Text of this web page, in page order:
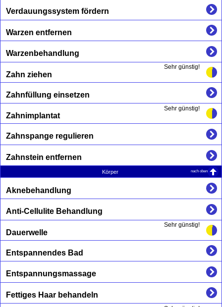
Verdauungssystem fördern
Warzen entfernen
Warzenbehandlung
Sehr günstig!
Zahn ziehen
Zahnfüllung einsetzen
Sehr günstig!
Zahnimplantat
Zahnspange regulieren
Zahnstein entfernen
Körper nach oben
Aknebehandlung
Anti-Cellulite Behandlung
Sehr günstig!
Dauerwelle
Entspannendes Bad
Entspannungsmassage
Fettiges Haar behandeln